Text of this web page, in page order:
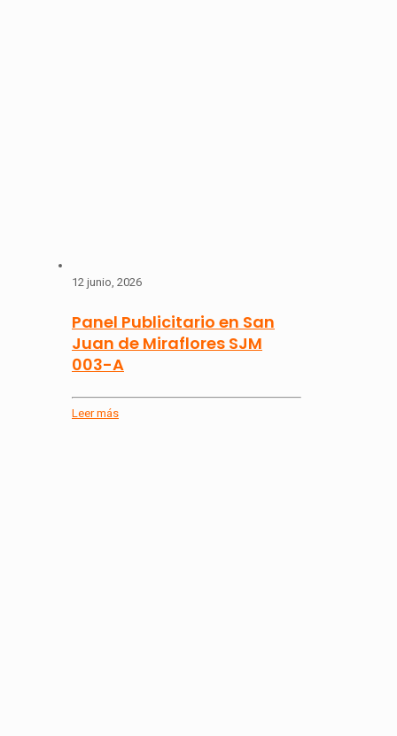
12 junio, 2026
Panel Publicitario en San
Juan de Miraflores SJM
003-A
Leer más